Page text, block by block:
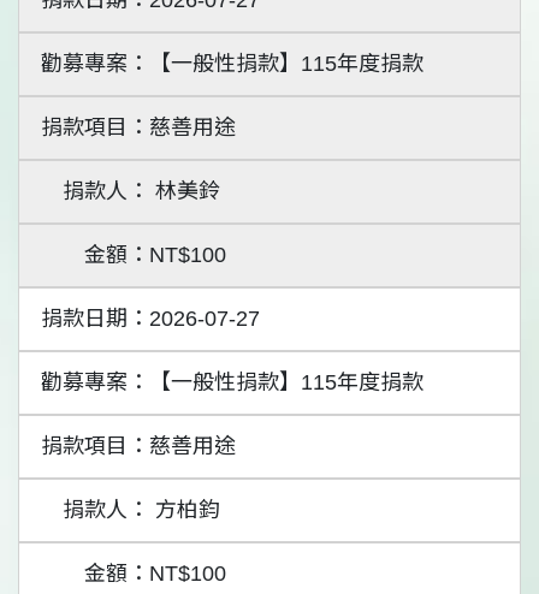
【一般性捐款】115年度捐款
慈善用途
林美鈴
NT$100
2026-07-27
【一般性捐款】115年度捐款
慈善用途
方柏鈞
NT$100